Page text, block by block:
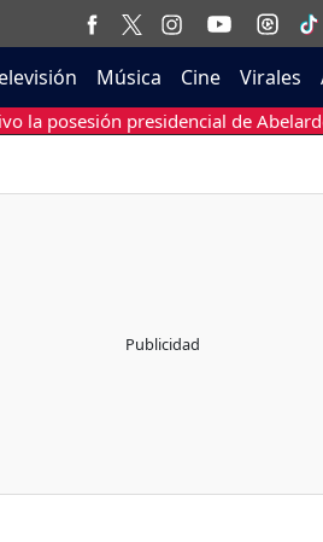
Música Cine Virales
la posesión presidencial de